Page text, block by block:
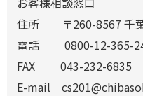
住所 〒260-8567 千葉
電話 0800-12-365-
FAX 043-232-6835
E-mail